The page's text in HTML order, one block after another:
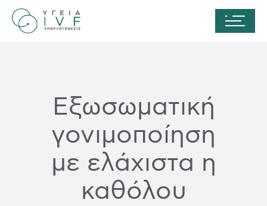
Εξωσωματική
γονιμοποίηση
με ελάχιστα η
καθόλου